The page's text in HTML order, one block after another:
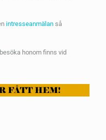
intresseanmälan så
honom finns vid